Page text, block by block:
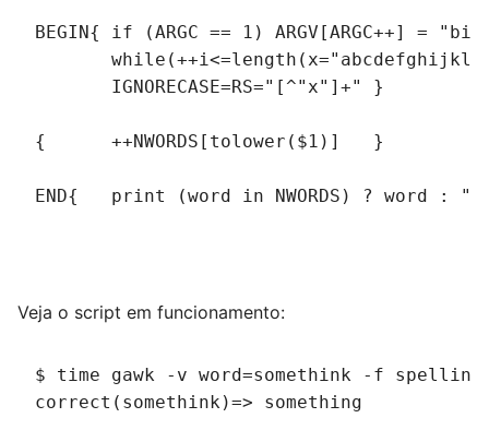
BEGIN{ if (ARGC == 1) ARGV[ARGC++]
       IGNORECASE=RS="[^"x"]+" }
{      ++NWORDS[tolower($1)]   }
END{   print (word in NWORDS) ? word :
Veja o script em funcionamento:
$ time gawk -v word=somethink -f
correct(somethink)=> something